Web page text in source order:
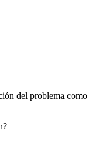
del problema como